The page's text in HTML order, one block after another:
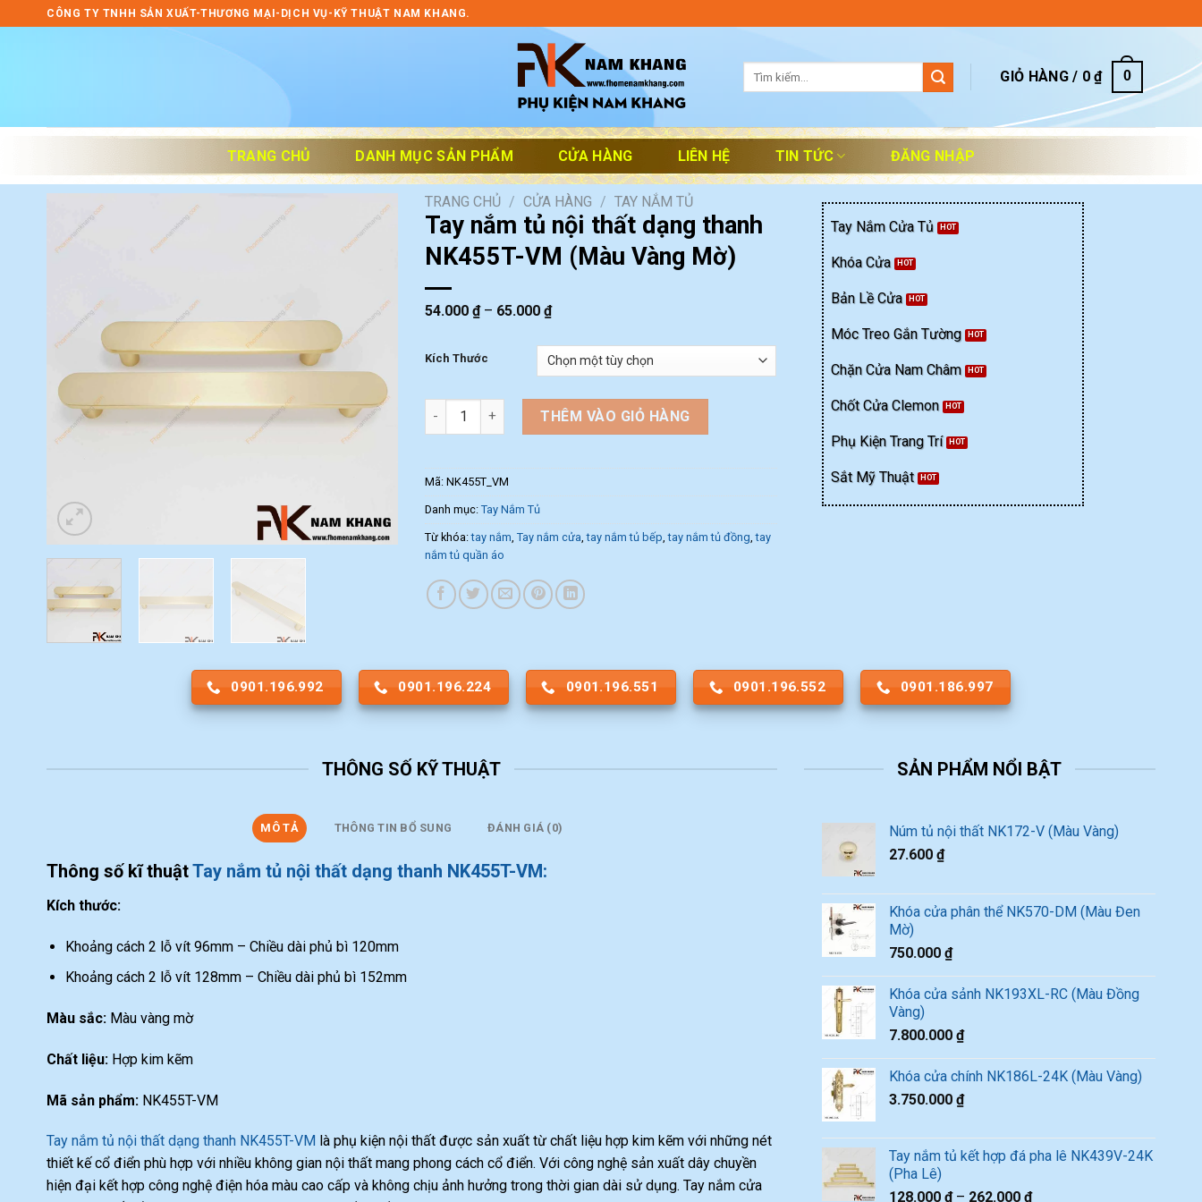
to
CÔNG TY TNHH SẢN XUẤT-THƯƠNG MẠI-DỊCH VỤ-KỸ THUẬT NAM KHANG.
GIỎ HÀNG / 0₫ 0
TRANG CHỦ DANH MỤC SẢN PHẨM CỬA HÀNG LIÊN HỆ TIN TỨC ĐĂNG NHẬP
TRANG CHỦ / CỬA HÀNG / TAY NẮM TỦ
Tay nắm tủ nội thất dạng thanh
NK455T-VM (Màu Vàng Mờ)
54.000₫– 65.000₫
Kích Thước
Tay nắm tủ nội thất dạng thanh NK455T-VM (Màu Vàng Mờ) số lượng
THÊM VÀO GIỎ HÀNG
Mã:NK455T_VM
Danh mục:Tay Nắm Tủ
Từ khóa:tay nắm ,Tay nắm cửa ,tay nắm tủ bếp ,tay nắm tủ đồng ,tay
nắm tủ quần áo
Tay Nắm Cửa Tủ
Khóa Cửa
Bản Lề Cửa
Móc Treo Gắn Tường
Chặn Cửa Nam Châm
Chốt Cửa Clemon
Phụ Kiện Trang Trí
Sắt Mỹ Thuật
0901.196.992 0901.196.224 0901.196.551 0901.196.552 0901.186.997
THÔNG SỐ KỸ THUẬT
MÔ TẢ THÔNG TIN BỔ SUNG ĐÁNH GIÁ (0)
Thông số kĩ thuậtTay nắm tủ nội thất dạng thanh NK455T-VM:
Kích thước:
Khoảng cách 2 lỗ vít 96mm – Chiều dài phủ bì 120mm
Khoảng cách 2 lỗ vít 128mm – Chiều dài phủ bì 152mm
Màu sắc: Màu vàng mờ
Chất liệu: Hợp kim kẽm
Mã sản phẩm: NK455T-VM
Tay nắm tủ nội thất dạng thanh NK455T-VM là phụ kiện nội thất được sản xuất từ chất liệu hợp kim kẽm với những nét
thiết kế cổ điển phù hợp với nhiều không gian nội thất mang phong cách cổ điển. Với công nghệ sản xuất dây chuyền
hiện đại kết hợp công nghệ điện hóa màu cao cấp và không chịu ảnh hưởng trong thời gian dài sử dụng. Tay nắm cửa
SẢN PHẨM NỔI BẬT
Núm tủ nội thất NK172-V (Màu Vàng)
27.600₫
Khóa cửa phân thể NK570-DM (Màu Đen
Mờ)
750.000₫
Khóa cửa sảnh NK193XL-RC (Màu Đồng
Vàng)
7.800.000₫
Khóa cửa chính NK186L-24K (Màu Vàng)
3.750.000₫
Tay nắm tủ kết hợp đá pha lê NK439V-24K
(Pha Lê)
128.000₫– 262.000₫